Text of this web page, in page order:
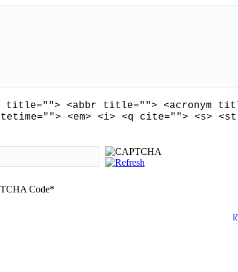
title=""> <abbr title=""> <acronym
<em> <i> <q cite=""> <s>
Code*